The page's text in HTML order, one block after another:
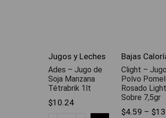
Jugos y Leches
Ades – Jugo de
Soja Manzana
Tétrabrik 1lt
$10.24
Bajas
Clight –
Polvo
Rosado Light
Sobre 7,5gr
$4.59 – $